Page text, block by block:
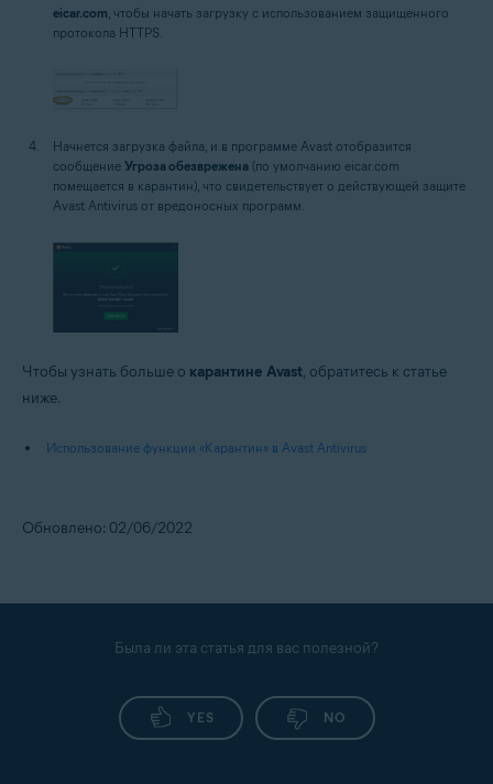
eicar.com , чтобы начать загрузку с использованием защищенного
протокола HTTPS.
Начнется загрузка файла, и в программе Avast отобразится
сообщение Угроза обезврежена (по умолчанию eicar.com
помещается в карантин), что свидетельствует о действующей защите
Avast Antivirus от вредоносных программ.
Чтобы узнать больше о карантине Avast, обратитесь к статье
ниже.
Использование функции «Карантин» в Avast Antivirus
Обновлено: 02/06/2022
Была ли эта статья для вас полезной?
YES NO